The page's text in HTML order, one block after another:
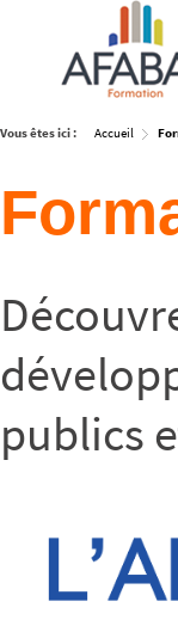
Vous êtes ici : Accueil
publics